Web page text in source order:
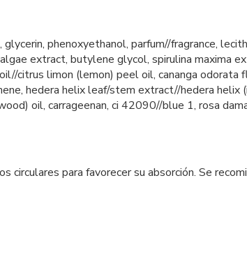
phenoxyethanol, parfum//fragrance,
extract, butylene glycol, spirulina maxima
citrus limon (lemon) peel oil, cananga odorata
hedera helix leaf/stem extract//hedera
oil, carrageenan, ci 42090//blue 1, rosa
para favorecer su absorción. Se